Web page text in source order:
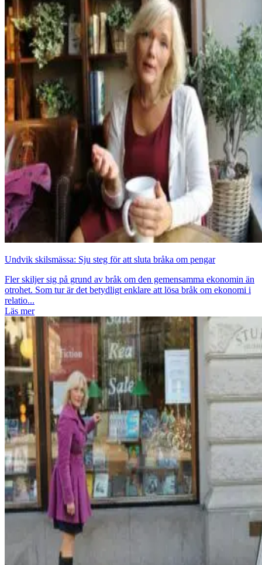
Undvik skilsmässa: Sju steg för att sluta bråka om pengar
Fler skiljer sig på grund av bråk om den gemensamma ekonomin än
otrohet. Som tur är det betydligt enklare att lösa bråk om ekonomi i
relatio...
Läs mer